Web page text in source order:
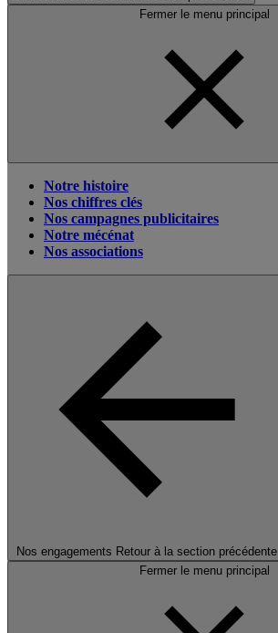
Fermer le menu principal
Notre histoire
Nos chiffres clés
Nos campagnes publicitaires
Notre mécénat
Nos associations
Nos engagements Retour à la section précédente
Fermer le menu principal